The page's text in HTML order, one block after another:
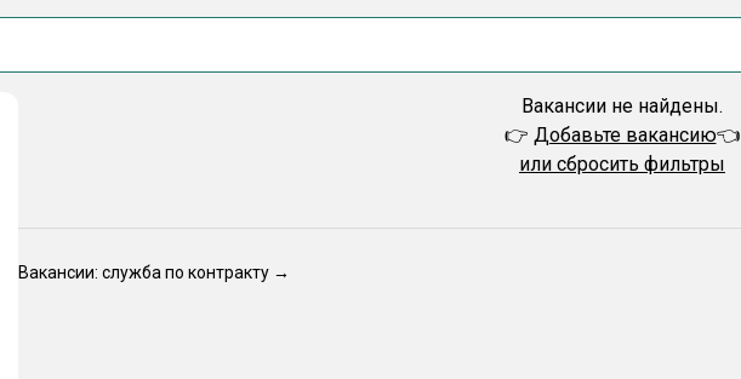
Вакансии не найдены.
👉 Добавьте вакансию👈
или сбросить фильтры
Вакансии: служба по контракту →